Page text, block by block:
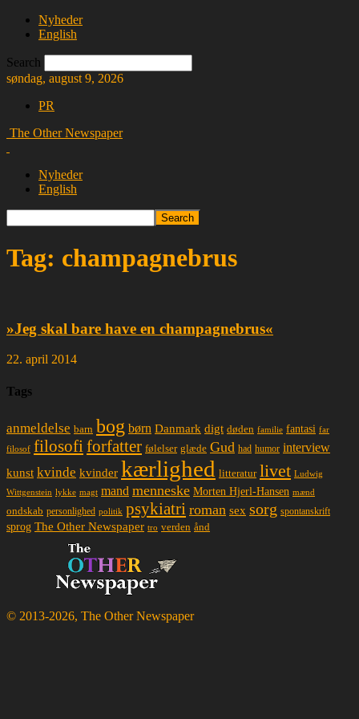
Nyheder
English
Search
søndag, august 9, 2026
PR
The Other Newspaper
Nyheder
English
Tag: champagnebrus
»Jeg skal bare have en champagnebrus«
22. april 2014
Tags
anmeldelse barn bog børn Danmark digt døden familie fantasi far
filosof filosofi forfatter følelser glæde Gud had humor interview
kunst kvinde kvinder kærlighed litteratur livet Ludwig
Wittgenstein lykke magt mand menneske Morten Hjerl-Hansen mænd
ondskab personlighed politik psykiatri roman sex sorg spontanskrift
sprog The Other Newspaper tro verden ånd
© 2013-2026, The Other Newspaper